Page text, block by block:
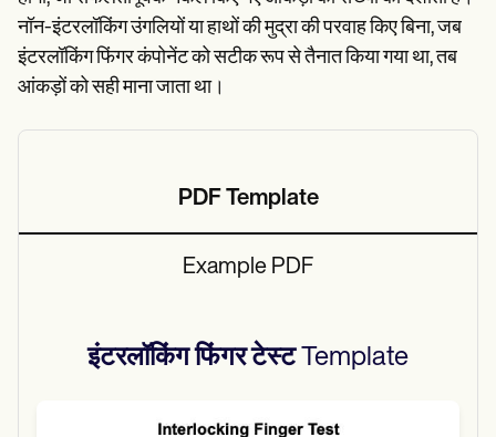
नॉन-इंटरलॉकिंग उंगलियों या हाथों की मुद्रा की परवाह किए बिना, जब
इंटरलॉकिंग फिंगर कंपोनेंट को सटीक रूप से तैनात किया गया था, तब
आंकड़ों को सही माना जाता था।
PDF Template
Example PDF
इंटरलॉकिंग फिंगर टेस्टTemplate